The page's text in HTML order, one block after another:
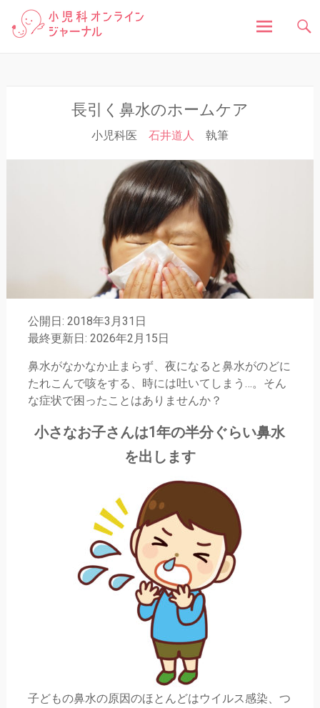
小児科オンラインジャ
状や原因、対処法はもちろん、予防接種や健診、子
どもの成長に関する豆知識まで、小児科医が分かり
長引く鼻水のホームケア
小児科医 石井道人 執筆
公開日: 2018年3月31日
最終更新日: 2026年2月15日
鼻水がなかなか止まらず、夜になると鼻水がのどに
たれこんで咳をする、時には吐いてしまう…。そん
な症状で困ったことはありませんか？
小さなお子さんは1年の半分ぐらい鼻水
を出します
子どもの鼻水の原因のほとんどはウイルス感染、つ